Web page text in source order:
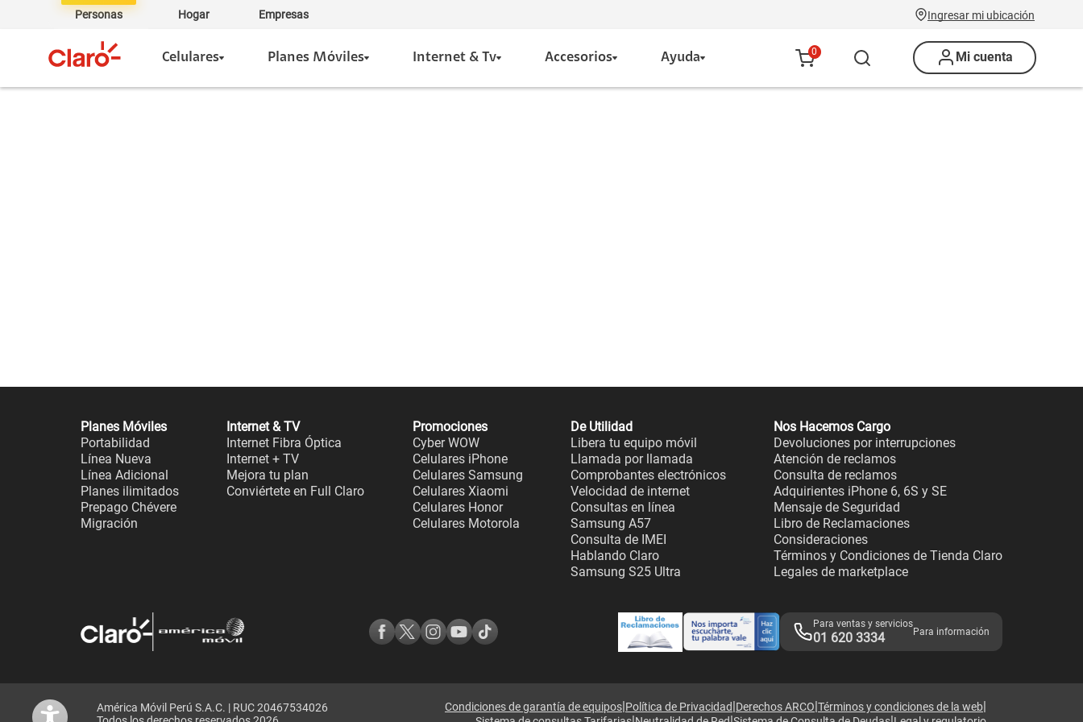
Personas Hogar Empresas Ingresar mi ubicación
Celulares Planes Móviles Internet & Tv Accesorios Ayuda 0 Mi cuenta
Planes Móviles
Portabilidad
Línea Nueva
Línea Adicional
Planes ilimitados
Prepago Chévere
Migración
Internet & TV
Internet Fibra Óptica
Internet + TV
Mejora tu plan
Conviértete en Full Claro
Promociones
Cyber WOW
Celulares iPhone
Celulares Samsung
Celulares Xiaomi
Celulares Honor
Celulares Motorola
De Utilidad
Libera tu equipo móvil
Llamada por llamada
Comprobantes electrónicos
Velocidad de internet
Consultas en línea
Samsung A57
Consulta de IMEI
Hablando Claro
Samsung S25 Ultra
Nos Hacemos Cargo
Devoluciones por interrupciones
Atención de reclamos
Consulta de reclamos
Adquirientes iPhone 6, 6S y SE
Mensaje de Seguridad
Libro de Reclamaciones
Consideraciones
Términos y Condiciones de Tienda Claro
Legales de marketplace
Para ventas y servicios
01 620 3334 Para información
América Móvil Perú S.A.C. | RUC 20467534026
Condiciones de garantía de equipos|Política de Privacidad|Derechos ARCO|Términos y condiciones de la web|